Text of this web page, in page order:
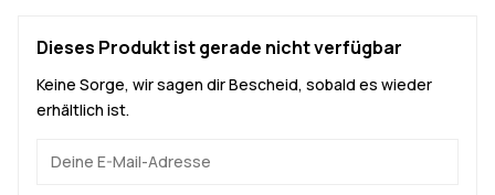
Dieses Produkt ist gerade nicht verfügbar
Keine Sorge, wir sagen dir Bescheid, sobald es wieder
erhältlich ist.